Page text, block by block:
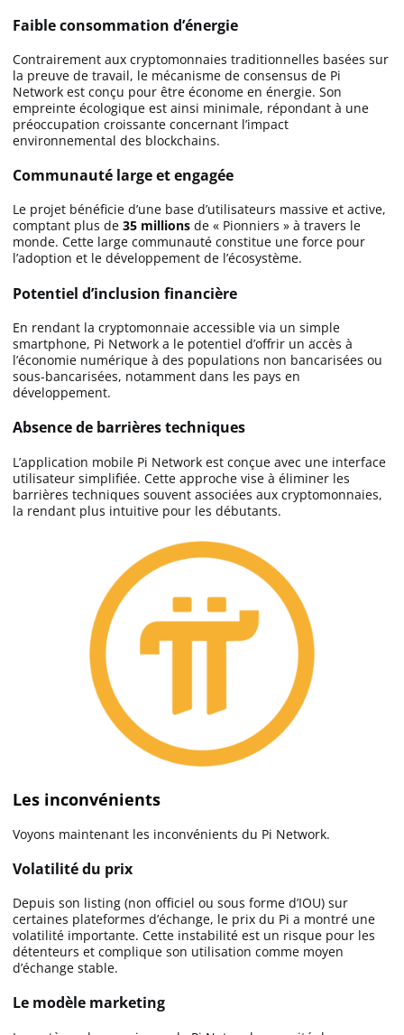
Faible consommation d’énergie
Contrairement aux cryptomonnaies traditionnelles basées sur
la preuve de travail, le mécanisme de consensus de Pi
Network est conçu pour être économe en énergie. Son
empreinte écologique est ainsi minimale, répondant à une
préoccupation croissante concernant l’impact
environnemental des blockchains.
Communauté large et engagée
Le projet bénéficie d’une base d’utilisateurs massive et active,
comptant plus de 35 millions de « Pionniers » à travers le
monde. Cette large communauté constitue une force pour
l’adoption et le développement de l’écosystème.
Potentiel d’inclusion financière
En rendant la cryptomonnaie accessible via un simple
smartphone, Pi Network a le potentiel d’offrir un accès à
l’économie numérique à des populations non bancarisées ou
sous-bancarisées, notamment dans les pays en
développement.
Absence de barrières techniques
L’application mobile Pi Network est conçue avec une interface
utilisateur simplifiée. Cette approche vise à éliminer les
barrières techniques souvent associées aux cryptomonnaies,
la rendant plus intuitive pour les débutants.
Les inconvénients
Voyons maintenant les inconvénients du Pi Network.
Volatilité du prix
Depuis son listing (non officiel ou sous forme d’IOU) sur
certaines plateformes d’échange, le prix du Pi a montré une
volatilité importante. Cette instabilité est un risque pour les
détenteurs et complique son utilisation comme moyen
d’échange stable.
Le modèle marketing